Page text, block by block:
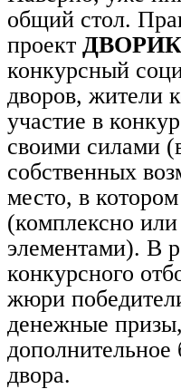
общий стол.
проект
конкурсный
дворов, жители
участие в
своими силами
собственных
место, в
(комплексно
элементами). В
конкурсного
жюри
денежные
дополнительное
двора.